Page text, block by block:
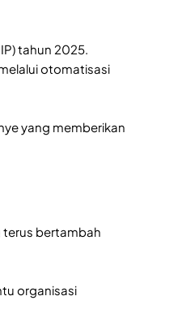
tahun 2025.
otomatisasi
yang memberikan
terus bertambah
organisasi